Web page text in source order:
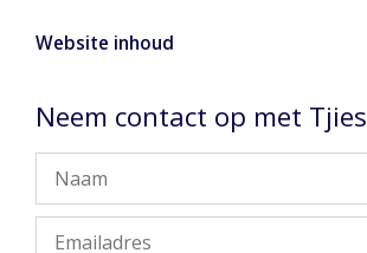
Website inhoud
Neem contact op met Tjies